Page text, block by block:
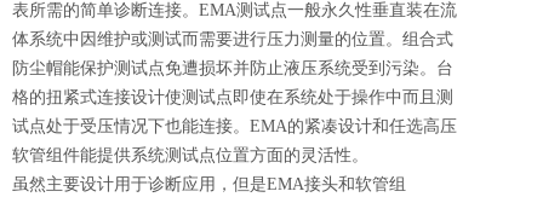
表所需的简单诊断连接。EMA测试点一般永久性垂直装在流
体系统中因维护或测试而需要进行压力测量的位置。组合式
防尘帽能保护测试点免遭损坏并防止液压系统受到污染。台
格的扭紧式连接设计使测试点即使在系统处于操作中而且测
试点处于受压情况下也能连接。EMA的紧凑设计和任选高压
软管组件能提供系统测试点位置方面的灵活性。
虽然主要设计用于诊断应用，但是EMA接头和软管组